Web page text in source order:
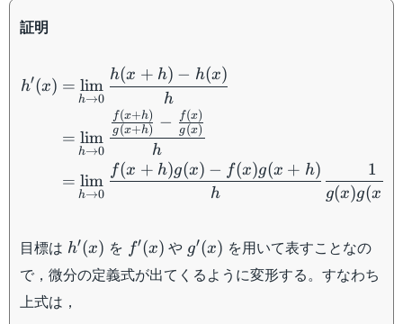
証明
\begin{aligned}
h′(x) =
=
=
h→0
lim
h
h(x + h) − h(x)
h→0
lim
h
g(x+h)
f(x+h) − g(x)
f(x)
h→0
lim
h
f(x + h)g(x) − f(x)g(x + h)
g(x)g(x
1
目標は h'(x)
h′(x) を f'(x)
f′(x) や g'(x)
g′(x) を用いて表すことなの
で，微分の定義式が出てくるように変形する。すなわち
上式は，